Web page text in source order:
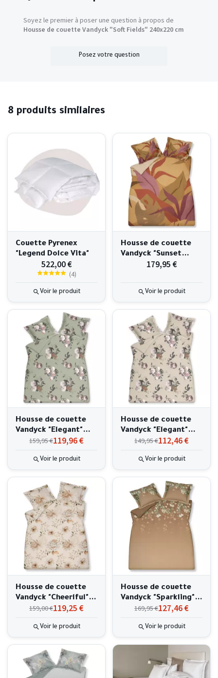
Soyez le premier à poser une question à propos de
Housse de couette Vandyck "Soft Fields" 240x220 cm
Posez votre question
8 produits similaires
Couette Pyrenex
"Legend Dolce Vita"
522,00 €
(4)
Voir le produit
Housse de couette
Vandyck "Sunset
Nights" 240x220
179,95 €
Voir le produit
Housse de couette
Vandyck "Elegant"
240x220
119,96 €
159,95 €
Voir le produit
Housse de couette
Vandyck "Elegant"
240x220cm112,46 €
149,95 €
Voir le produit
Housse de couette
Vandyck "Cheerlful"
240x220cm119,25 €
159,00 €
Voir le produit
Housse de couette
Vandyck "Sparkling"
240x220cm127,46 €
169,95 €
Voir le produit